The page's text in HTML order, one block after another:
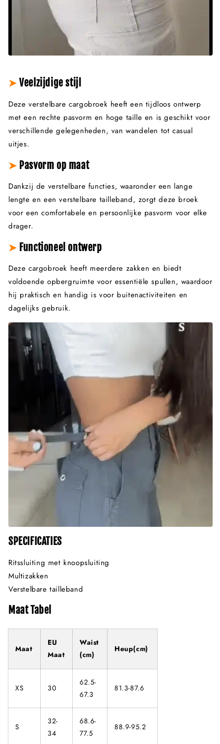
➤ Veelzijdige stijl
Deze verstelbare cargobroek heeft een tijdloos ontwerp
met een rechte pasvorm en hoge taille en is geschikt voor
verschillende gelegenheden, van wandelen tot casual
uitjes.
➤ Pasvorm op maat
Dankzij de verstelbare functies, waaronder een lange
lengte en een verstelbare tailleband, zorgt deze broek
voor een comfortabele en persoonlijke pasvorm voor elke
drager.
➤ Functioneel ontwerp
Deze cargobroek heeft meerdere zakken en biedt
voldoende opbergruimte voor essentiële spullen, waardoor
hij praktisch en handig is voor buitenactiviteiten en
dagelijks gebruik.
SPECIFICATIES
Ritssluiting met knoopsluiting
Multizakken
Verstelbare tailleband
Maat Tabel
Maat
EU
Maat
Waist
(cm)
Heup(cm)
XS 30
62.5-
67.3
81.3-87.6
S
32-
34
68.6-
77.5
88.9-95.2